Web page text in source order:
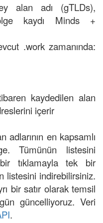
alan adı (gTLDs),
kaydı Minds +
.work zamanında:
kaydedilen alan
içerir
adlarının en kapsamlı
Tümünün listesini
tıklamayla tek bir
listesini indirebilirsiniz.
bir satır olarak temsil
güncelliyoruz. Veri
.